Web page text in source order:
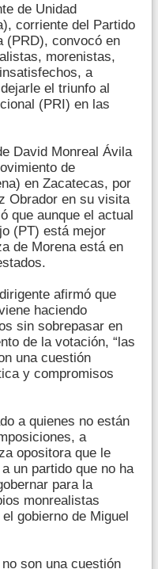
de Unidad
corriente del Partido
(PRD), convocó en
morenistas,
a
el triunfo al
(PRI) en las
David Monreal Ávila
de
en Zacatecas, por
Obrador en su visita
que aunque el actual
(PT) está mejor
de Morena está en
afirmó que
haciendo
sin sobrepasar en
de la votación, “las
una cuestión
y compromisos
a quienes no están
a
opositora que le
un partido que no ha
para la
monrealistas
gobierno de Miguel
son una cuestión